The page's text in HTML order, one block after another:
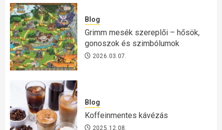
Blog
Grimm mesék szereplői – hősök,
gonoszok és szimbólumok
2026.03.07.
Blog
Koffeinmentes kávézás
2025.12.08.